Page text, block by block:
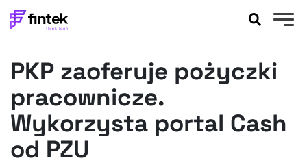
BANKOWOŚĆ
FELIETONY
WYWIADY
LEGAL
PKP zaoferuje pożyczki
pracownicze.
Wykorzysta portal Cash
od PZU